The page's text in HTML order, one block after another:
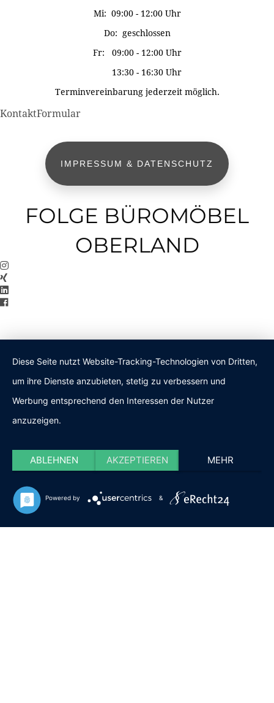
Mi: 09:00 - 12:00 Uhr
Do: geschlossen
Fr: 09:00 - 12:00 Uhr
13:30 - 16:30 Uhr
Terminvereinbarung jederzeit möglich.
KontaktFormular
IMPRESSUM & DATENSCHUTZ
FOLGE BÜROMÖBEL
OBERLAND
Diese Seite nutzt Website-Tracking-Technologien von Dritten,
um ihre Dienste anzubieten, stetig zu verbessern und
Werbung entsprechend den Interessen der Nutzer
anzuzeigen.
ABLEHNEN AKZEPTIEREN MEHR
Powered by &